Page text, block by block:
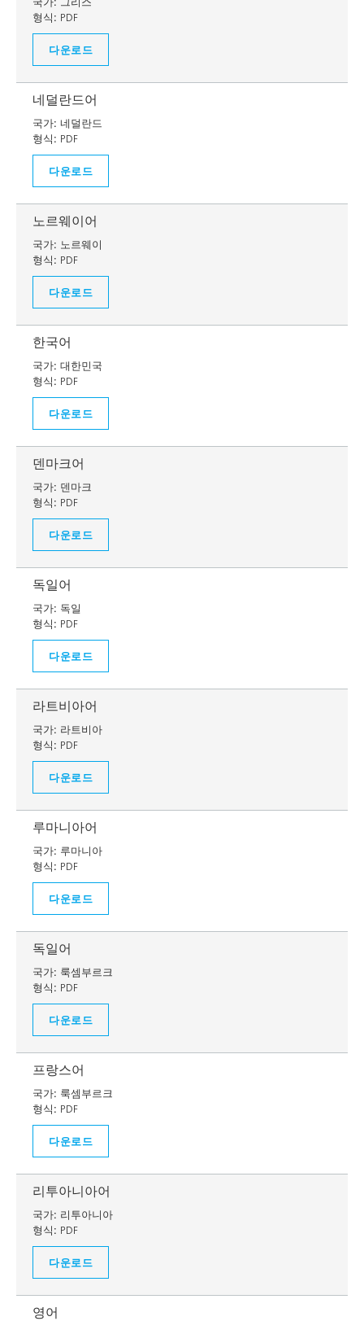
형식: PDF
다운로드
네덜란드어
국가: 네덜란드
형식: PDF
다운로드
노르웨이어
국가: 노르웨이
형식: PDF
다운로드
한국어
국가: 대한민국
형식: PDF
다운로드
덴마크어
국가: 덴마크
형식: PDF
다운로드
독일어
국가: 독일
형식: PDF
다운로드
라트비아어
국가: 라트비아
형식: PDF
다운로드
루마니아어
국가: 루마니아
형식: PDF
다운로드
독일어
국가: 룩셈부르크
형식: PDF
다운로드
프랑스어
국가: 룩셈부르크
형식: PDF
다운로드
리투아니아어
국가: 리투아니아
형식: PDF
다운로드
영어